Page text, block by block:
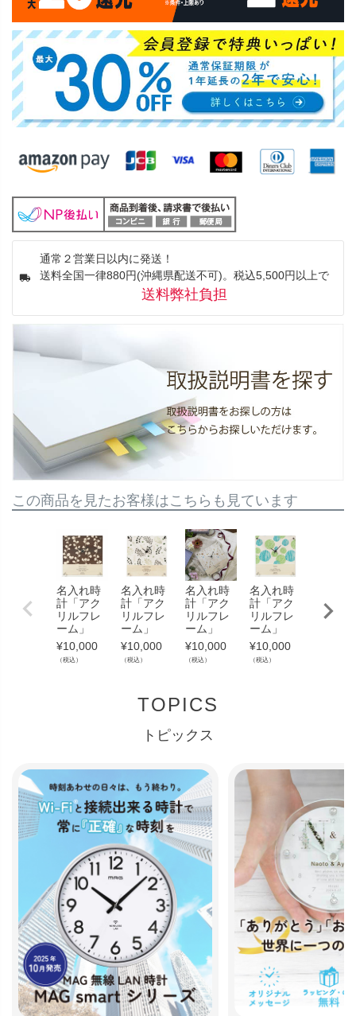
通常２営業日以内に発送！
送料全国一律880円(沖縄県配送不可)。税込5,500円以上で
送料弊社負担
この商品を見たお客様はこちらも見ています
名入れ時
計「アク
リルフレ
ーム」
¥10,000
（税込）
名入れ時
計「アク
リルフレ
ーム」
¥10,000
（税込）
名入れ時
計「アク
リルフレ
ーム」
¥10,000
（税込）
名入れ時
計「アク
リルフレ
ーム」
¥10,000
（税込）
計「ア
リルフ
TOPICS
トピックス